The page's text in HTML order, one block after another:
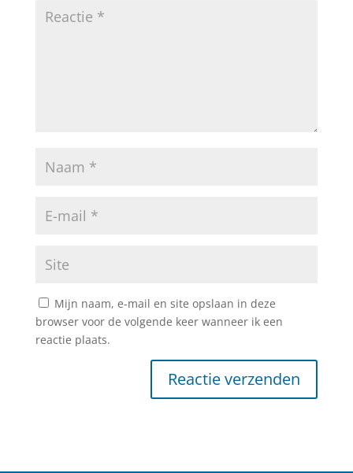
Mijn naam, e-mail en site opslaan in deze
browser voor de volgende keer wanneer ik een
reactie plaats.